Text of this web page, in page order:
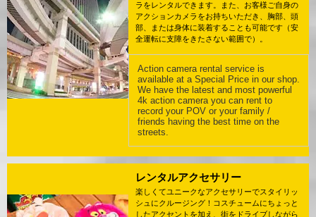
ラをレンタルできます。また、お客様ご自身の
アクションカメラをお持ちいただき、胸部、頭
部、または身体に装着することも可能です（安
全運転に支障をきたさない範囲で）。
Action camera rental service is
available at a Special Price in our shop.
We have the latest and most powerful
4k action camera you can rent to
record your POV or your family /
friends having the best time on the
streets.
レンタルアクセサリー
楽しくてユニークなアクセサリーでスタイリッ
シュにクルージング！コスチュームにちょっと
したアクセントを加え、街をドライブしながら